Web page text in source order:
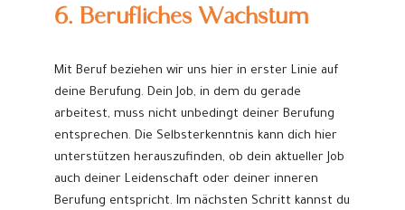
6. Berufliches Wachstum
Mit Beruf beziehen wir uns hier in erster Linie auf
deine Berufung. Dein Job, in dem du gerade
arbeitest, muss nicht unbedingt deiner Berufung
entsprechen. Die Selbsterkenntnis kann dich hier
unterstützen herauszufinden, ob dein aktueller Job
auch deiner Leidenschaft oder deiner inneren
Berufung entspricht. Im nächsten Schritt kannst du